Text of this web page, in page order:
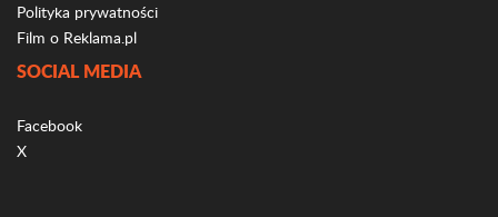
Polityka prywatności
Film o Reklama.pl
SOCIAL MEDIA
Facebook
X